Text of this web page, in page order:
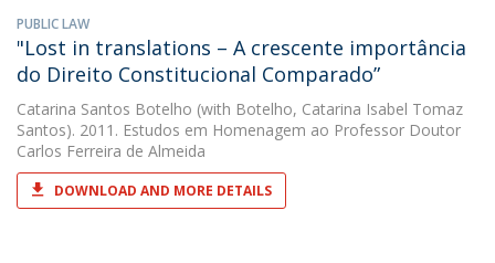
PUBLIC LAW
"Lost in translations – A crescente importância
do Direito Constitucional Comparado”
Catarina Santos Botelho (with Botelho, Catarina Isabel Tomaz
Santos). 2011. Estudos em Homenagem ao Professor Doutor
Carlos Ferreira de Almeida
DOWNLOAD AND MORE DETAILS